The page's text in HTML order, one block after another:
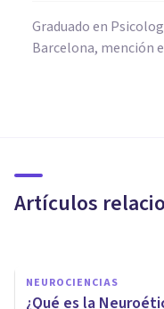
Graduado en
Barcelona, mención
Artículos
humana
NEUROCIENCIAS
¿Qué es la